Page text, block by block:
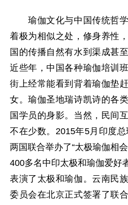
瑜伽文化与中国传统哲学
着极为相似之处，修身养性
国的传播自然有水到渠成甚
近些年，中国各种瑜伽培训
街上经常能看到背着瑜伽垫
女。瑜伽圣地瑞诗凯诗的各
国学员的身影。当然，民间
不在少数。2015年5月印度
两国联合举办了“太极瑜伽相
400多名中印太极和瑜伽爱好
表演了太极和瑜伽。云南民
委员会在北京正式签署了联